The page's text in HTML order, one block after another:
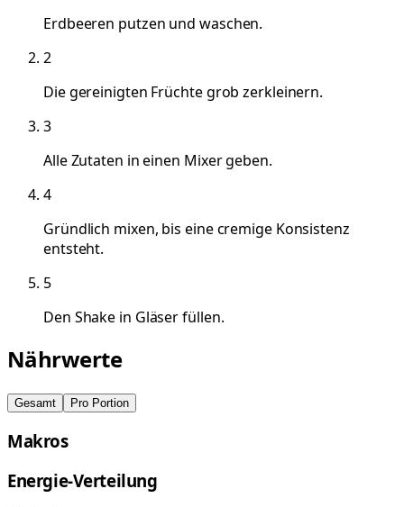
Erdbeeren putzen und waschen.
2
Die gereinigten Früchte grob zerkleinern.
3
Alle Zutaten in einen Mixer geben.
4
Gründlich mixen, bis eine cremige Konsistenz
entsteht.
5
Den Shake in Gläser füllen.
Nährwerte
Gesamt Pro Portion
Makros
Energie-Verteilung